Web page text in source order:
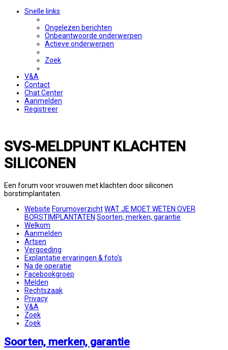
Snelle links
Ongelezen berichten
Onbeantwoorde onderwerpen
Actieve onderwerpen
Zoek
V&A
Contact
Chat Center
Aanmelden
Registreer
SVS-MELDPUNT KLACHTEN
SILICONEN
Een forum voor vrouwen met klachten door siliconen
borstimplantaten.
Website ForumoverzichtWAT JE MOET WETEN OVER
BORSTIMPLANTATEN Soorten, merken, garantie
Welkom
Aanmelden
Artsen
Vergoeding
Explantatie ervaringen & foto's
Na de operatie
Facebookgroep
Melden
Rechtszaak
Privacy
V&A
Zoek
Zoek
Soorten, merken, garantie